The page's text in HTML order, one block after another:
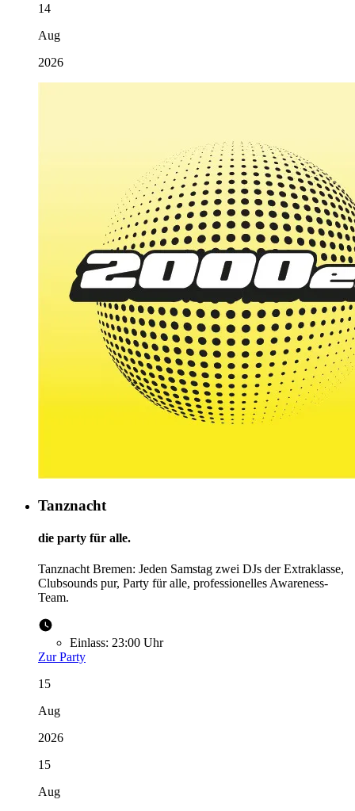
14
Aug
2026
Tanznacht
die party für alle.
Tanznacht Bremen: Jeden Samstag zwei DJs der Extraklasse,
Clubsounds pur, Party für alle, professionelles Awareness-
Team.
Einlass: 23:00 Uhr
Zur Party
15
Aug
2026
15
Aug